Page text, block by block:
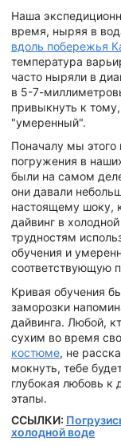
Наша
время, ныряя в
вдоль побережья
температура
часто ныряли в
в 5-7-
привыкнуть к
"умеренный".
Поначалу мы
погружения в
были на самом
они давали
настоящему шоку,
дайвинг в
трудностям
обучения и
соответствующую
Кривая обучения
заморозки
дайвинга. Любой,
сухим во время
костюме, не
мокнуть, тебе
глубокая любовь к
этапы.
ССЫЛКИ:
холодной воде